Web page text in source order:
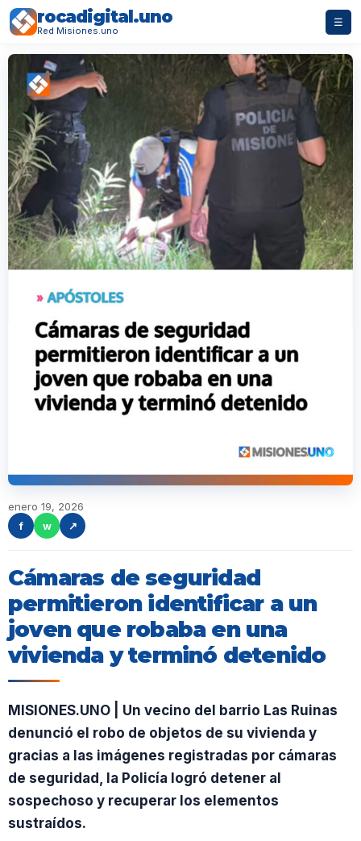
rocadigital.uno
Red Misiones.uno
☰
enero 19, 2026
f
w ↗
Cámaras de seguridad
permitieron identificar a un
joven que robaba en una
vivienda y terminó detenido
MISIONES.UNO | Un vecino del barrio Las Ruinas
denunció el robo de objetos de su vivienda y
gracias a las imágenes registradas por cámaras
de seguridad, la Policía logró detener al
sospechoso y recuperar los elementos
sustraídos.